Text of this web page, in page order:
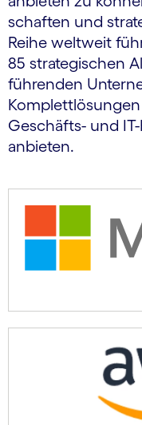
schaften und
Reihe weltweit
85 strategischen
führenden
Geschäfts- und
anbieten.